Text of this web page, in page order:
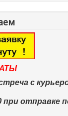
с
при отправке